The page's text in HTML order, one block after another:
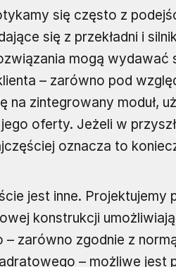
się często z
się z przekładni i
mogą
– zarówno pod
na zintegrowany moduł,
oferty. Jeżeli w
oznacza to
jest inne. Projektujemy
konstrukcji
zarówno zgodnie z
– możliwe jest